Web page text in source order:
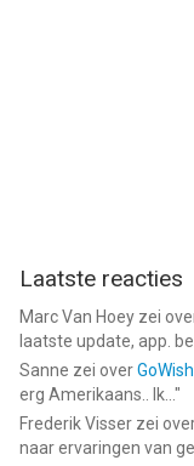
Laatste reacties
Marc Van Hoey zei
laatste update, app.
Sanne zei overGoWish
erg Amerikaans.. Ik... "
Frederik Visser zei
naar ervaringen van